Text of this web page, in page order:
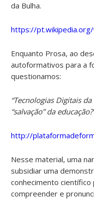
da Bulha.
https://pt.wikipedia.org/
Enquanto Prosa, ao
autoformativos para a
questionamos:
“Tecnologias Digitais
“salvação” da
http://
Nesse material, uma
subsidiar uma
conhecimento
compreender e